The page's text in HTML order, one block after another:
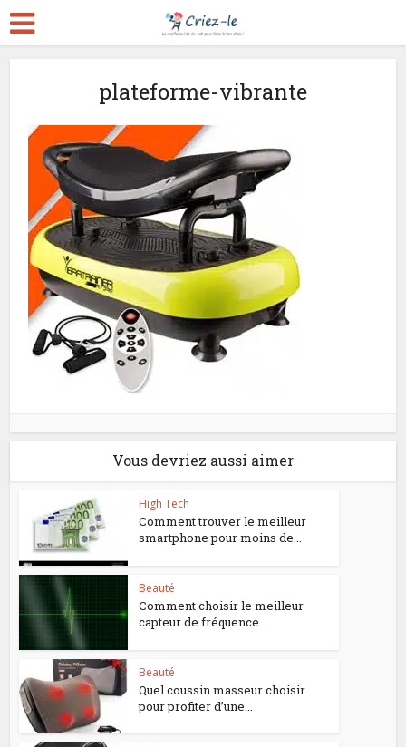
plateforme-vibrante
Vous devriez aussi aimer
High Tech
Comment trouver le meilleur
smartphone pour moins de...
Beauté
Comment choisir le meilleur
capteur de fréquence...
Beauté
Quel coussin masseur choisir
pour profiter d’une...